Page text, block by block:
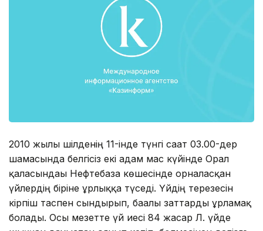
2010 жылғы шілденің 11-інде түнгі сағат 03.00-дер
шамасында белгісіз екі адам мас күйінде Орал
қаласындағы Нефтебаза көшесінде орналасқан
үйлердің біріне ұрлыққа түседі. Үйдің терезесін
кірпіш таспен сындырып, бағалы заттарды ұрламақ
болады. Осы мезетте үй иесі 84 жасар Л. үйде